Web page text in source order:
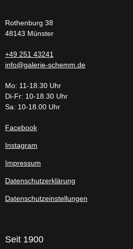
Rothenburg 38
48143 Münster
+49 251 43241
info@galerie-schemm.de
Mo: 11-18.30 Uhr
Di-Fr: 10-18.30 Uhr
Sa: 10-18.00 Uhr
Facebook
Instagram
Impressum
Datenschutzerklärung
Datenschutzeinstellungen
Seit 1900